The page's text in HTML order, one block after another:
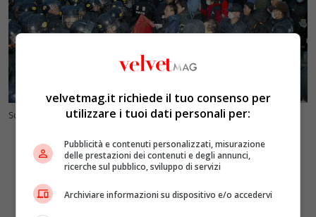
Scontri a Seoul/ FOTO ANSA
velvetmag.it richiede il tuo consenso per
utilizzare i tuoi dati personali per:
Pubblicità e contenuti personalizzati, misurazione
delle prestazioni dei contenuti e degli annunci,
ricerche sul pubblico, sviluppo di servizi
Archiviare informazioni su dispositivo e/o accedervi